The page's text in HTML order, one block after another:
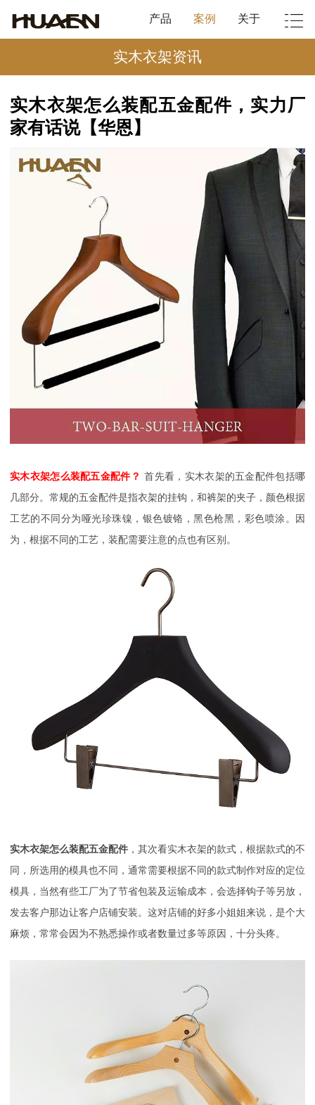
产品 案例 关于
实木衣架资讯
实木衣架怎么装配五金配件，实力厂
家有话说【华恩】
实木衣架怎么装配五金配件？ 首先看，实木衣架的五金配件包括哪
几部分。常规的五金配件是指衣架的挂钩，和裤架的夹子，颜色根据
工艺的不同分为哑光珍珠镍，银色镀铬，黑色枪黑，彩色喷涂。因
为，根据不同的工艺，装配需要注意的点也有区别。
实木衣架怎么装配五金配件 ，其次看实木衣架的款式，根据款式的不
同，所选用的模具也不同，通常需要根据不同的款式制作对应的定位
模具，当然有些工厂为了节省包装及运输成本，会选择钩子等另放，
发去客户那边让客户店铺安装。这对店铺的好多小姐姐来说，是个大
麻烦，常常会因为不熟悉操作或者数量过多等原因，十分头疼。